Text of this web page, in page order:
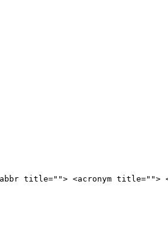
title=""> <acronym title="">